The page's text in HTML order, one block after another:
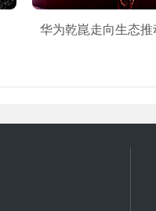
华为乾崑走向生态推